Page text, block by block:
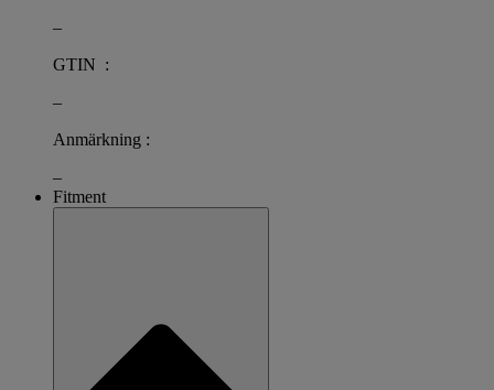
–
GTIN :
–
Anmärkning :
–
Fitment